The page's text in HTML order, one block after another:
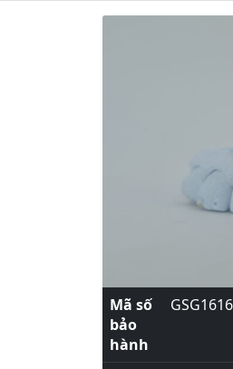
Mã số
bảo
hành
GSG1616